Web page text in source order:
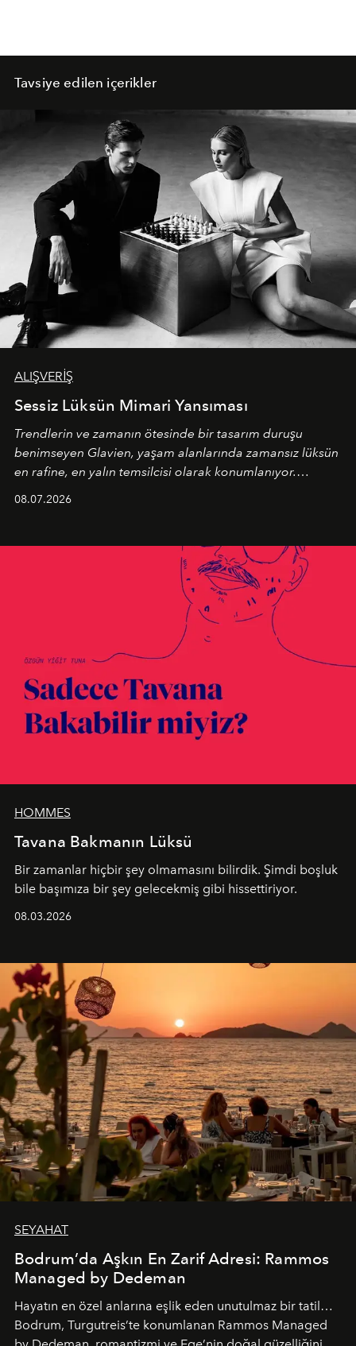
Tavsiye edilen içerikler
ALIŞVERİŞ
Sessiz Lüksün Mimari Yansıması
Trendlerin ve zamanın ötesinde bir tasarım duruşu
benimseyen Glavien, yaşam alanlarında zamansız lüksün
en rafine, en yalın temsilcisi olarak konumlanıyor.
08.07.2026
HOMMES
Tavana Bakmanın Lüksü
Bir zamanlar hiçbir şey olmamasını bilirdik. Şimdi boşluk
bile başımıza bir şey gelecekmiş gibi hissettiriyor.
08.03.2026
SEYAHAT
Bodrum’da Aşkın En Zarif Adresi: Rammos
Managed by Dedeman
Hayatın en özel anlarına eşlik eden unutulmaz bir tatil…
Bodrum, Turgutreis’te konumlanan Rammos Managed